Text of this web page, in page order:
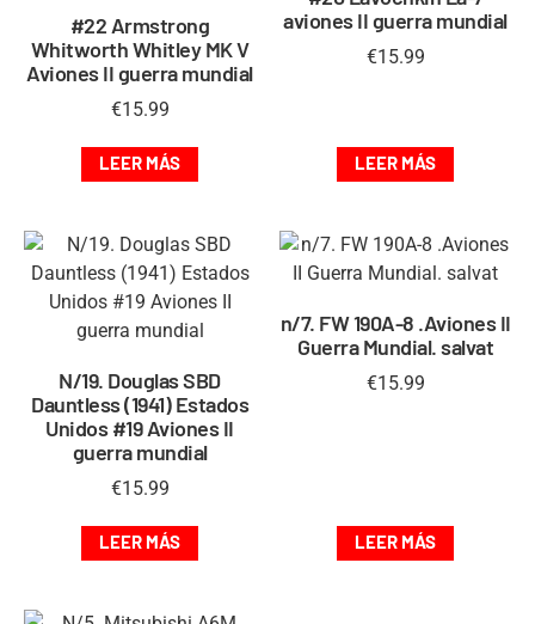
#22 Armstrong
Whitworth Whitley MK V
Aviones II guerra mundial
€15.99
LEER MÁS
aviones II guerra mundial
€15.99
LEER MÁS
N/19. Douglas SBD
Dauntless (1941) Estados
Unidos #19 Aviones II
guerra mundial
€15.99
LEER MÁS
n/7. FW 190A-8 .Aviones II
Guerra Mundial. salvat
€15.99
LEER MÁS